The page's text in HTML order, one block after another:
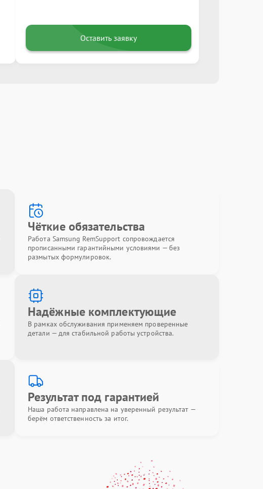
Оставить заявку
Чёткие обязательства
Работа Samsung RemSupport сопровождается
прописанными гарантийными условиями — без
размытых формулировок.
Надёжные комплектующие
В рамках обслуживания применяем проверенные
детали — для стабильной работы устройства.
Результат под гарантией
Наша работа направлена на уверенный результат —
берём ответственность за итог.